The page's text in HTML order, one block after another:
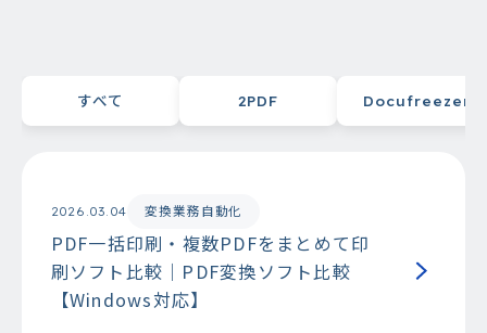
すべて 2PDF Docufreezer
2026.03.04 変換業務自動化
PDF一括印刷・複数PDFをまとめて印
刷ソフト比較｜PDF変換ソフト比較
【Windows対応】